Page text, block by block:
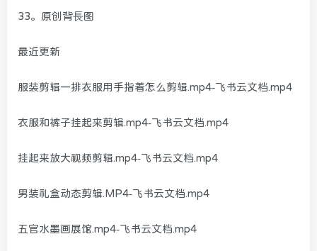
33。原创背長图
最近更新
服装剪辑一排衣服用手指着怎么剪辑.mp4-飞书云文档.mp4
衣服和裤子挂起来剪辑.mp4-飞书云文档.mp4
挂起来放大视频剪辑.mp4-飞书云文档.mp4
男装礼盒动态剪辑.MP4-飞书云文档.mp4
五官水墨画展馆.mp4-飞书云文档.mp4